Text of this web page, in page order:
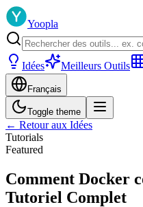
Yoopla
Idées Meilleurs Outils
Français
Toggle theme
← Retour aux Idées
Tutorials
Featured
Comment Docker
Tutoriel Complet